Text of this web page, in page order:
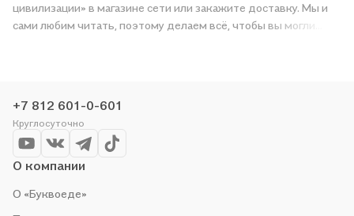
цивилизации» в магазине сети или закажите доставку. Мы и
сами любим читать, поэтому делаем всё, чтобы вы могли
+7 812 601-0-601
Круглосуточно
О компании
О «Буквоеде»